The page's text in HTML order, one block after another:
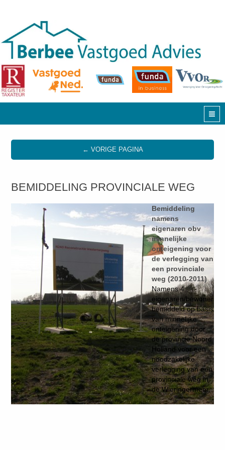
← VORIGE PAGINA
BEMIDDELING PROVINCIALE WEG
Bemiddeling
namens
eigenaren obv
minnelijke
onteigening voor
de verlegging van
een provinciale
weg (2010-2011)
Namens 4
eigenaren/bewoners
bemiddeld op basis
van minnelijke
onteigening door
de provincie Noord
Holland voor een
noodzakelijke
verlegging van een
provinciale weg in
de Wieringermeer.